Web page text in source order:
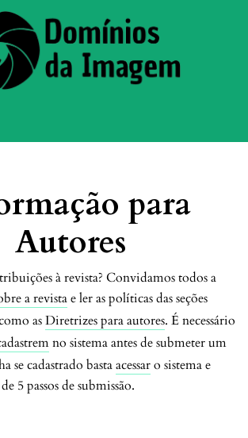
para
Autores
à revista? Convidamos todos a
a revistae ler as políticas das seções
asDiretrizes para autores. É necessário
no sistema antes de submeter um
se cadastrado bastaacessaro sistema e
5 passos de submissão.